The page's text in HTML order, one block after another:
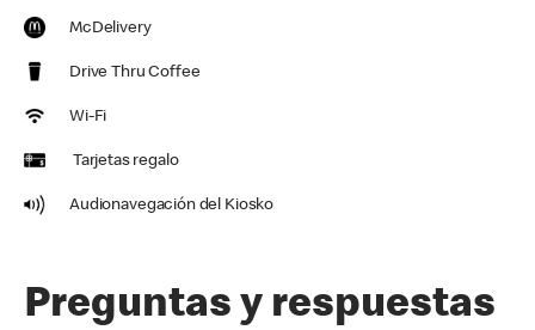
McDelivery
Drive Thru Coffee
Wi-Fi
Tarjetas regalo
Audionavegación del Kiosko
Preguntas y respuestas